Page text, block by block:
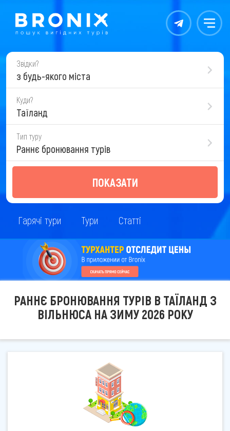
Контакты Меню
Звідки?
з будь-якого міста
Куди?
Таїланд
Тип туру
Раннє бронювання турів
ПОКАЗАТИ
Гарячі тури Тури Статті
РАННЄ БРОНЮВАННЯ ТУРІВ В ТАЇЛАНД З
ВІЛЬНЮСА НА ЗИМУ 2026 РОКУ